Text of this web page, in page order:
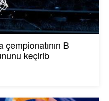
B
keçirib